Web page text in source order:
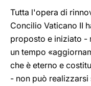
Tutta l'opera di
Concilio Vaticano II
proposto e iniziato -
un tempo
che è eterno e
- non può